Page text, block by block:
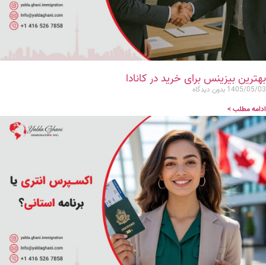
بهترین بیزینس برای خرید در کانادا
1405/05/03 بدون دیدگاه
ادامه مطلب >